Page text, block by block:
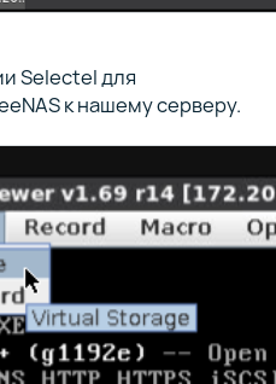
Selectel для
к нашему серверу.